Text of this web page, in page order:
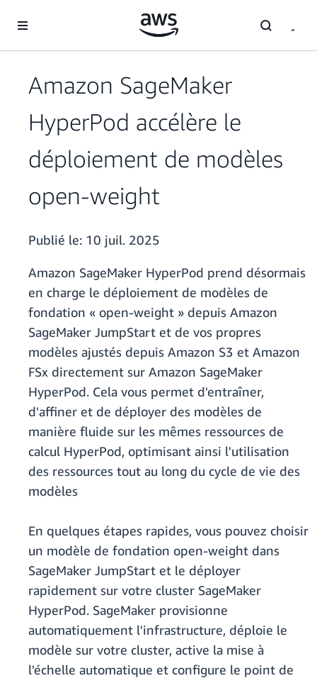
Amazon SageMaker
HyperPod accélère le
déploiement de modèles
open-weight
Publié le: 10 juil. 2025
Amazon SageMaker HyperPod prend désormais
en charge le déploiement de modèles de
fondation « open-weight » depuis Amazon
SageMaker JumpStart et de vos propres
modèles ajustés depuis Amazon S3 et Amazon
FSx directement sur Amazon SageMaker
HyperPod. Cela vous permet d'entraîner,
d'affiner et de déployer des modèles de
manière fluide sur les mêmes ressources de
calcul HyperPod, optimisant ainsi l'utilisation
des ressources tout au long du cycle de vie des
modèles
En quelques étapes rapides, vous pouvez choisir
un modèle de fondation open-weight dans
SageMaker JumpStart et le déployer
rapidement sur votre cluster SageMaker
HyperPod. SageMaker provisionne
automatiquement l'infrastructure, déploie le
modèle sur votre cluster, active la mise à
l'échelle automatique et configure le point de